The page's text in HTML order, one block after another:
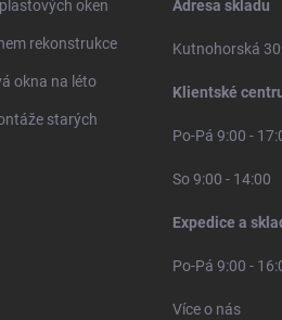
oken
rekonstrukce
okna na léto
starých
Adresa skladu
Kutnohorská
Klientské
Po-Pá 9:00 -
So 9:00 - 14:00
Expedice a
Po-Pá 9:00 -
Více o nás